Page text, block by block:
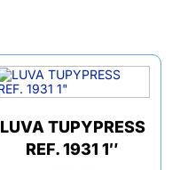
LUVA TUPYPRESS
REF. 1931 1″